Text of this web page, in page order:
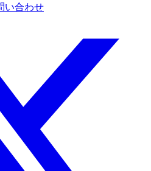
い合わせ